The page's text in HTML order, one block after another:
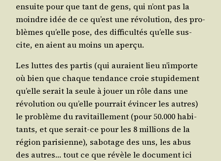
ensuite pour que tant de gens, qui n’ont pas la
moindre idée de ce qu’est une révo­lu­tion, des pro­
blèmes qu’elle pose, des dif­fi­cul­tés qu’elle sus­
cite, en aient au moins un aperçu.
Les luttes des par­tis (qui auraient lieu n’im­porte
où bien que chaque ten­dance croie stu­pi­de­ment
qu’elle serait la seule à jouer un rôle dans une
révo­lu­tion ou qu’elle pour­rait évin­cer les autres)
le pro­blème du ravi­taille­ment (pour 50.000 habi­
tants, et que serait-ce pour les 8 mil­lions de la
région pari­sienne), sabo­tage des uns, les abus
des autres… tout ce que révèle le docu­ment ici